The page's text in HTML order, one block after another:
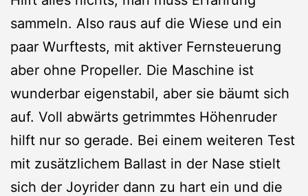
sammeln. Also raus auf die Wiese und ein
paar Wurftests, mit aktiver Fernsteuerung
aber ohne Propeller. Die Maschine ist
wunderbar eigenstabil, aber sie bäumt sich
auf. Voll abwärts getrimmtes Höhenruder
hilft nur so gerade. Bei einem weiteren Test
mit zusätzlichem Ballast in der Nase stielt
sich der Joyrider dann zu hart ein und die